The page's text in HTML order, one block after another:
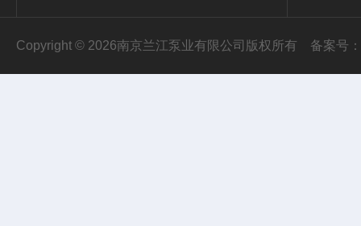
Copyright © 2026南京兰江泵业有限公司版权所有 备案号